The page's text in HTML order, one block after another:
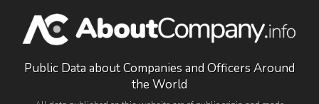
Public Data about Companies and Officers Around
the World